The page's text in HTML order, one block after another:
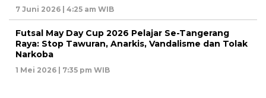
7 Juni 2026 | 4:25 am WIB
Futsal May Day Cup 2026 Pelajar Se-Tangerang
Raya: Stop Tawuran, Anarkis, Vandalisme dan Tolak
Narkoba
1 Mei 2026 | 7:35 pm WIB